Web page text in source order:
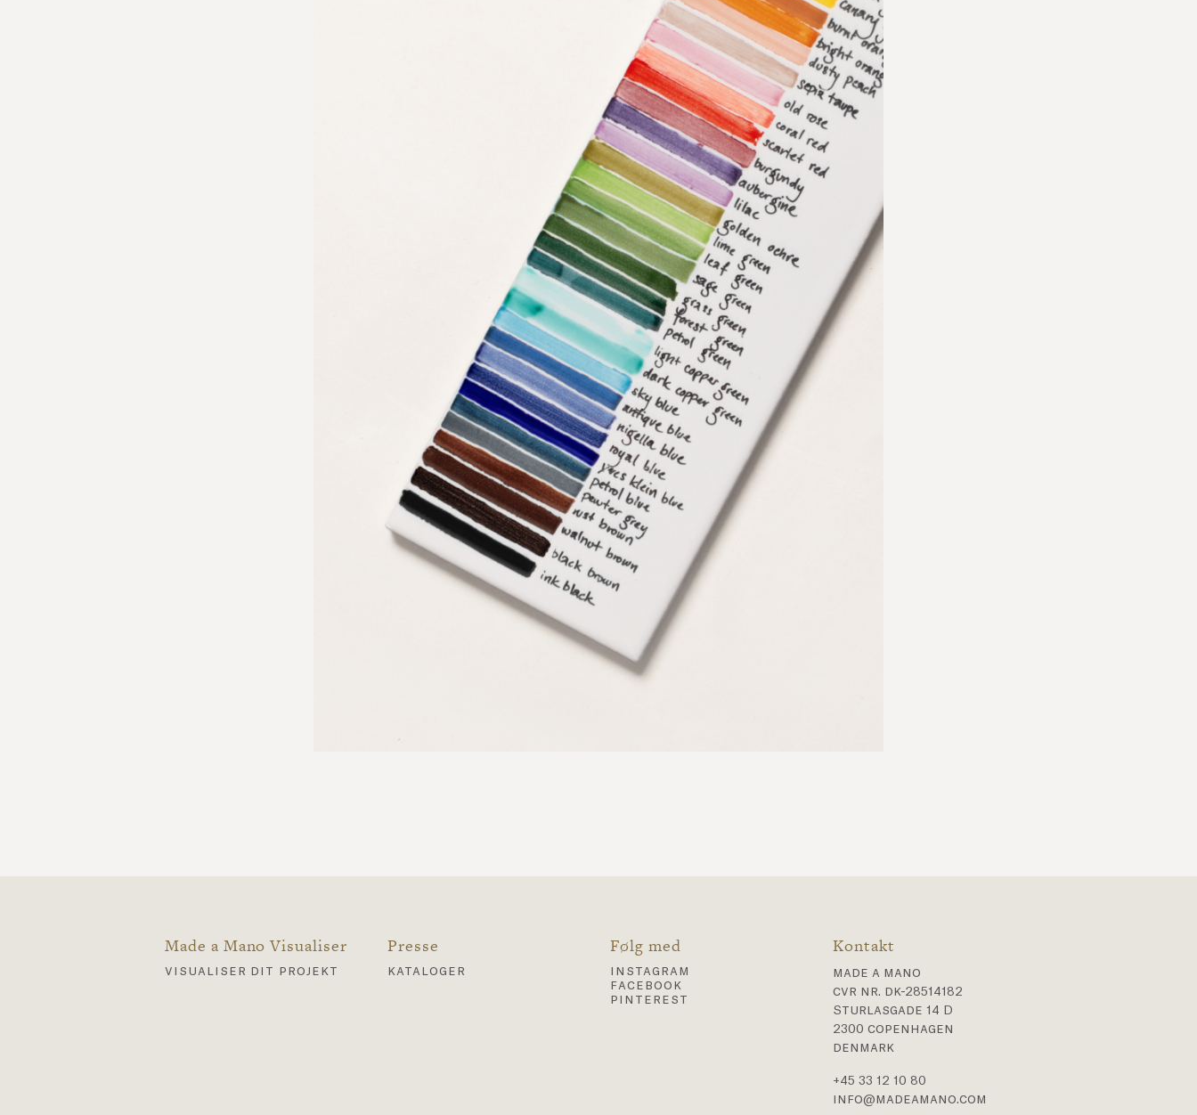
Made a Mano Visualiser
visualiser dit projekt
Presse
kataloger
Følg med
instagram
facebook
pinterest
Kontakt
made a mano
cvr nr. dk-28514182
Sturlasgade 14 D
2300 copenhagen
denmark
+45 33 12 10 80
info@madeamano.com